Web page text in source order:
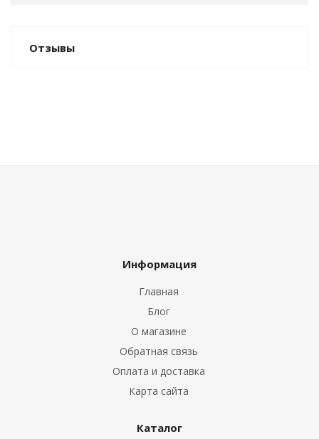
Отзывы
Информация
Главная
Блог
О магазине
Обратная связь
Оплата и доставка
Карта сайта
Каталог